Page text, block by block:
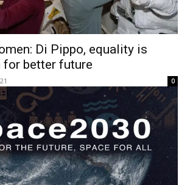
Di Pippo, equality is
better future
0